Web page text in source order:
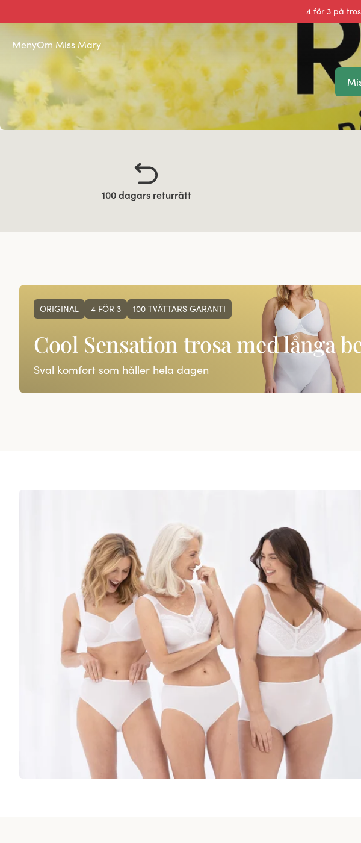
MenyOm Miss Mary
100 dagars returrätt
ORIGINAL 4 FÖR 3 100 TVÄTTARS GARANTI
Cool Sensation trosa med långa
Sval komfort som håller hela dagen